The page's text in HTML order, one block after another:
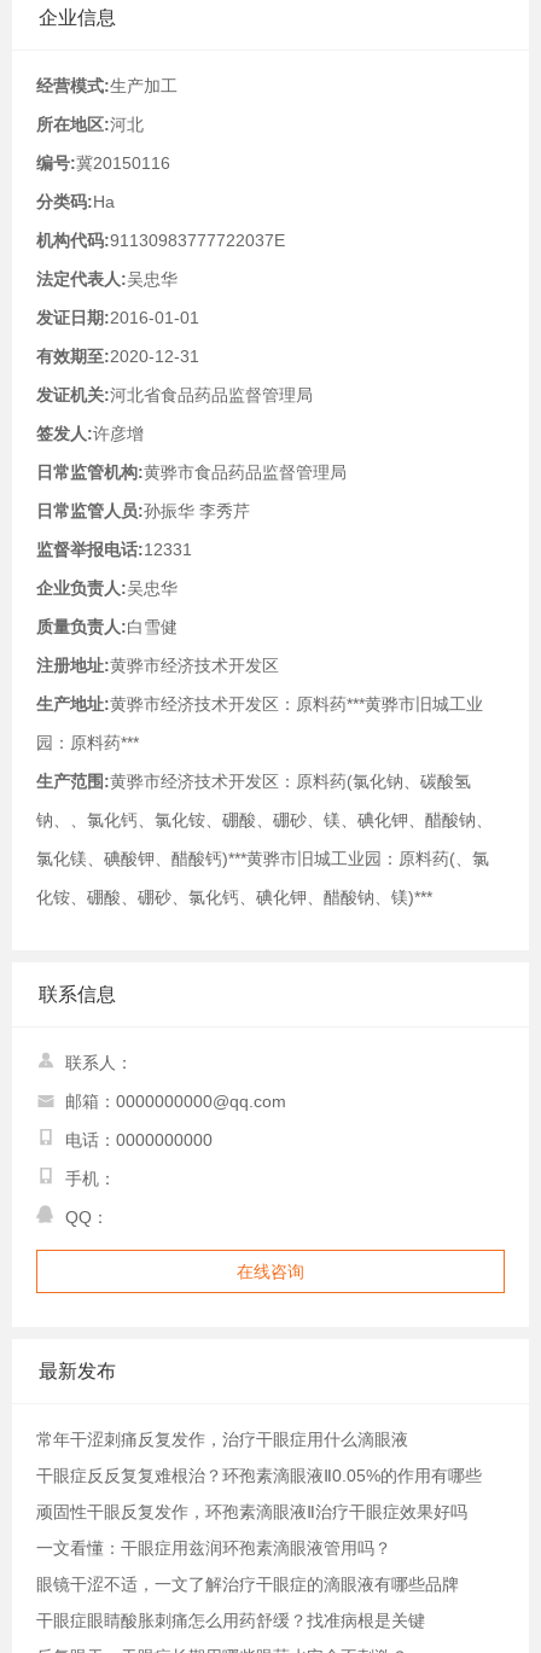
企业信息
经营模式:生产加工
所在地区:河北
编号:冀20150116
分类码:Ha
机构代码:91130983777722037E
法定代表人:吴忠华
发证日期:2016-01-01
有效期至:2020-12-31
发证机关:河北省食品药品监督管理局
签发人:许彦增
日常监管机构:黄骅市食品药品监督管理局
日常监管人员:孙振华 李秀芹
监督举报电话:12331
企业负责人:吴忠华
质量负责人:白雪健
注册地址:黄骅市经济技术开发区
生产地址:黄骅市经济技术开发区：原料药***黄骅市旧城工业
园：原料药***
生产范围:黄骅市经济技术开发区：原料药(氯化钠、碳酸氢
钠、、氯化钙、氯化铵、硼酸、硼砂、镁、碘化钾、醋酸钠、
氯化镁、碘酸钾、醋酸钙)***黄骅市旧城工业园：原料药(、氯
化铵、硼酸、硼砂、氯化钙、碘化钾、醋酸钠、镁)***
联系信息
联系人：
邮箱：0000000000@qq.com
电话：0000000000
手机：
QQ：
在线咨询
最新发布
常年干涩刺痛反复发作，治疗干眼症用什么滴眼液
干眼症反反复复难根治？环孢素滴眼液Ⅱ0.05%的作用有哪些
顽固性干眼反复发作，环孢素滴眼液Ⅱ治疗干眼症效果好吗
一文看懂：干眼症用兹润环孢素滴眼液管用吗？
眼镜干涩不适，一文了解治疗干眼症的滴眼液有哪些品牌
干眼症眼睛酸胀刺痛怎么用药舒缓？找准病根是关键